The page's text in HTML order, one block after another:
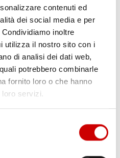
contenuti ed
dei social media e per
inoltre
utilizza il nostro sito con i
di analisi dei dati web,
potrebbero combinarle
fornito loro o che hanno
servizi.